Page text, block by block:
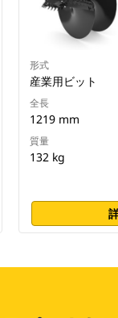
形式
産業用ビット
全長
1219 mm
質量
132 kg